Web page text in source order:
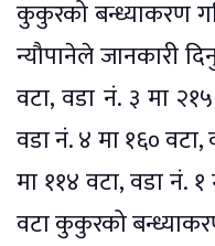
कुकुरको बन्ध्याकरण
न्यौपानेले जानकारी
वटा, वडा नं. ३ मा
वडा नं. ४ मा १६०
मा ११४ वटा, वडा नं.
वटा कुकुरको